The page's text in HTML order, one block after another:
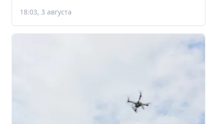
18:03, 3 августа